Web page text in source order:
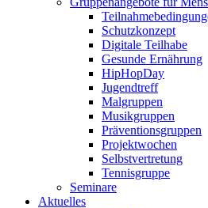
Schutzkonzept
Digitale Teilhabe
Gesunde Ernährung
HipHopDay
Jugendtreff
Malgruppen
Musikgruppen
Präventionsgruppen
Projektwochen
Selbstvertretung
Tennisgruppe
Seminare
Aktuelles